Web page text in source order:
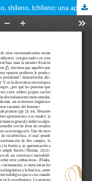
Christina HASKA (2023). Español chileno, shileno, tchileno: una aproximación sociofonética al habla santiaguina. Liberalia Ediciones Limitada. 90 pp. ISBN: 978-956-6120-28-5.